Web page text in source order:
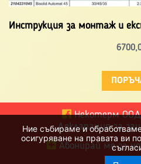
Ние събираме и
осигуряване на правата ви
Инструкция за монтаж и
Некотерм
Декларация за
Абонирай ме за